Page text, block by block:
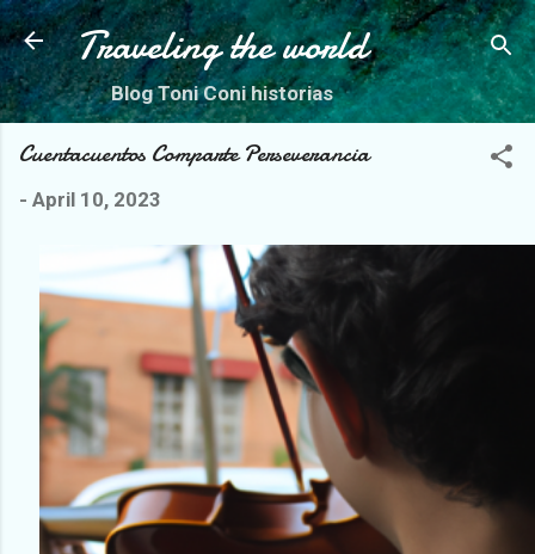
Skip to main content
Traveling the world
Blog Toni Coni historias
Cuentacuentos Comparte Perseverancia
- April 10, 2023